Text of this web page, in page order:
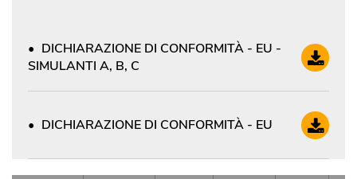
DICHIARAZIONE DI CONFORMITÀ - EU -
SIMULANTI A, B, C
DICHIARAZIONE DI CONFORMITÀ - EU